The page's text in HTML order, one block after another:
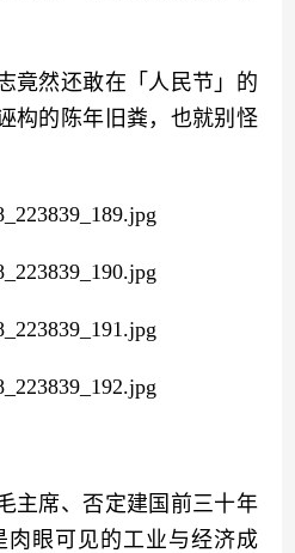
然还敢在「人民节」的
构的陈年旧粪，也就别怪
席、否定建国前三十年
肉眼可见的工业与经济成